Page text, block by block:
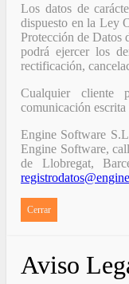
Los datos de
dispuesto en la Ley
Protección de Datos
podrá ejercer los
rectificación,
Cualquier cliente
comunicación
Engine Software
Engine Software,
de Llobregat,
Cerrar
Aviso